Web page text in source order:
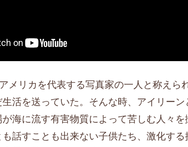
メリカを代表する写真家の一人と称えら
活を送っていた。そんな時、アイリー
海に流す有害物質によって苦しむ人々
話すことも出来ない子供たち、激化す